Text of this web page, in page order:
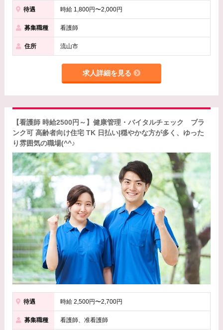
待遇 時給 1,800円〜2,000円
募集職種 看護師
住所 流山市
求人詳細を見る
【看護師 時給2500円～】健康管理・バイタルチェック ブラ
ンク可 高齢者向け住宅 TK 日払い|穏やかな方が多く、ゆった
り雰囲気の職場(^^♪
待遇 時給 2,500円〜2,700円
募集職種 看護師、准看護師